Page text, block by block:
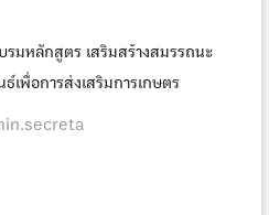
รมหลักสูตร เสริมสร้างสมรรถนะ
เพื่อการส่งเสริมการเกษตร